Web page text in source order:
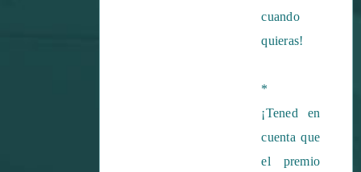
cuando
quieras!
*
¡Tened en
cuenta que
el premio